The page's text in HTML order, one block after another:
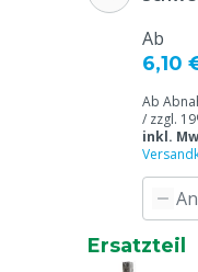
FarbeAb
6,10
Ab
/ zzgl.
inkl.
Ersatzteil